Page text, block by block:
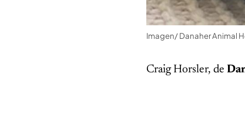
Imagen/ Danaher Animal
Craig Horsler, de